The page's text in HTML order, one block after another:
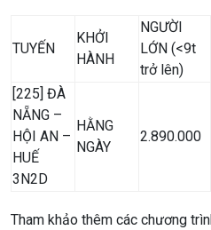
TUYẾN
KHỞI
HÀNH
NGƯỜI
LỚN (<9t
trở lên)
[225] ĐÀ
NẴNG –
HỘI AN –
HUẾ
3N2D
HẰNG
NGÀY
2.890.000
Tham khảo thêm các chương